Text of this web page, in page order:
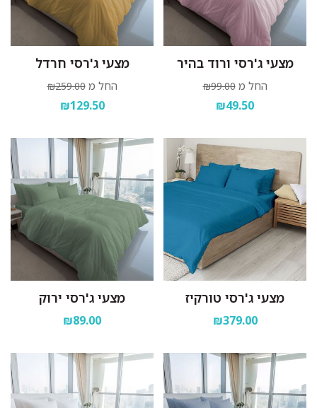
מצעי ג'רסי ורוד בהיר
החל מ ₪99.00
₪49.50
מצעי ג'רסי חרדל
החל מ ₪259.00
₪129.50
מצעי ג'רסי טורקיז
₪379.00
מצעי ג'רסי ירוק
₪89.00